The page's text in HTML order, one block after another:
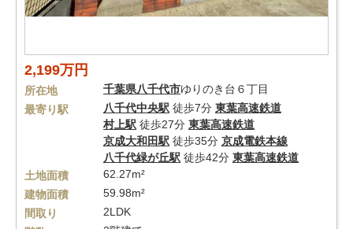
2,199万円
所在地 千葉県八千代市ゆりのき台６丁目
最寄り駅
八千代中央駅 徒歩7分 東葉高速鉄道
村上駅 徒歩27分 東葉高速鉄道
京成大和田駅 徒歩35分 京成電鉄本線
八千代緑が丘駅 徒歩42分 東葉高速鉄道
土地面積
62.27m²
建物面積
59.98m²
間取り
2LDK